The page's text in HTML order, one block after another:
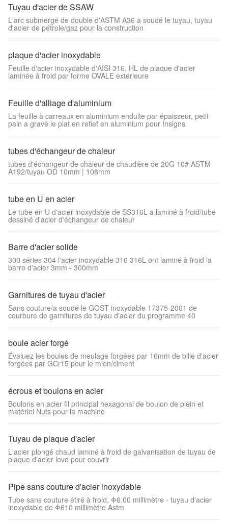
Tuyau d'acier de SSAW
L'arc submergé de double d'ASTM A36 a soudé le tuyau, tuyau
d'acier de pétrole/gaz pour la construction
plaque d'acier inoxydable
Feuille d'acier inoxydable d'AISI 316, HL de plaque d'acier
laminée à froid par forme OVALE extérieure
Feuille d'alliage d'aluminium
La feuille à carreaux en aluminium enduite par épaisseur, petit
pain a gravé le plat en refief en aluminium pour Insigns
tubes d'échangeur de chaleur
tubes d'échangeur de chaleur de chaudière de 20G 10# ASTM
A192/tuyau OD 10mm | 108mm
tube en U en acier
Le tube en U d'acier inoxydable de SS316L a laminé à froid/tube
dessiné d'acier d'échangeur de chaleur
Barre d'acier solide
300 séries 304 l'acier inoxydable 316 316L ont laminé à froid la
barre d'acier 3mm - 300mm
Garnitures de tuyau d'acier
Sans couture/a soudé le GOST inoxydable 17375-2001 de
courbure de garnitures de tuyau d'acier du programme 40
boule acier forgé
Évaluez les boules de meulage forgées par 16mm de bille d'acier
forgées par GCr15 pour le mien/ciment
écrous et boulons en acier
Boulons en acier fil principal hexagonal de boulon de plein et
matériel Nuts pour la machine
Tuyau de plaque d'acier
L'acier plongé chaud laminé à froid de galvanisation de tuyau de
plaque d'acier love pour couvrir
Pipe sans couture d'acier inoxydable
Tube sans couture étiré à froid, Φ6.00 millimètre - tuyau d'acier
inoxydable de Φ610 millimètre Astm